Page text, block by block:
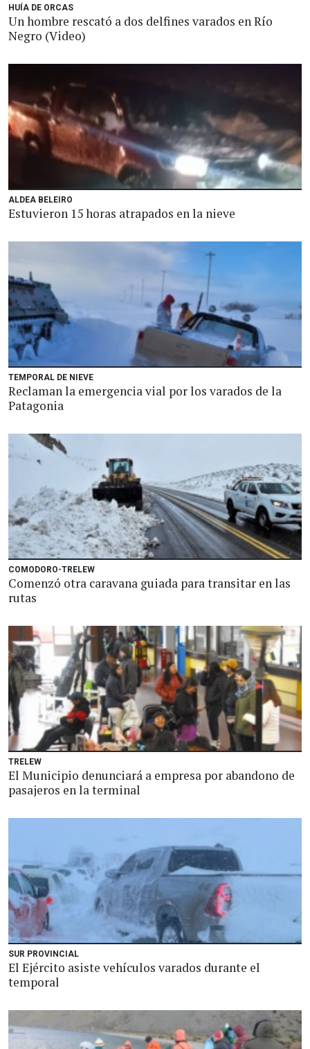
HUÍA DE ORCAS
Un hombre rescató a dos delfines varados en Río
Negro (Video)
ALDEA BELEIRO
Estuvieron 15 horas atrapados en la nieve
TEMPORAL DE NIEVE
Reclaman la emergencia vial por los varados de la
Patagonia
COMODORO-TRELEW
Comenzó otra caravana guiada para transitar en las
rutas
TRELEW
El Municipio denunciará a empresa por abandono de
pasajeros en la terminal
SUR PROVINCIAL
El Ejército asiste vehículos varados durante el
temporal